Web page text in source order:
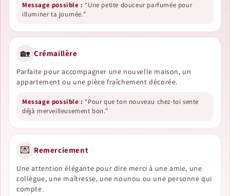
Message possible : “Une petite douceur parfumée pour
illuminer ta journée.”
🏡 Crémaillère
Parfaite pour accompagner une nouvelle maison, un
appartement ou une pièce fraîchement décorée.
Message possible : “Pour que ton nouveau chez-toi sente
déjà merveilleusement bon.”
💌 Remerciement
Une attention élégante pour dire merci à une amie, une
collègue, une maîtresse, une nounou ou une personne qui
compte.